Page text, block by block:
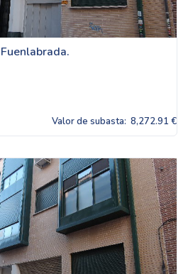
Valor de subasta: 8,272.91 €